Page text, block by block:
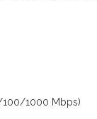
100/1000 Mbps)